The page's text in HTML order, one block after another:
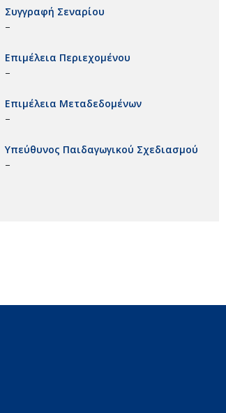
Συγγραφή Σεναρίου
–
Επιμέλεια Περιεχομένου
–
Επιμέλεια Μεταδεδομένων
–
Υπεύθυνος Παιδαγωγικού Σχεδιασμού
–